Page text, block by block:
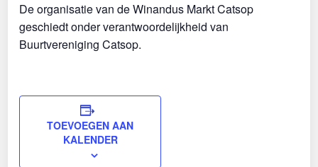
De organisatie van de Winandus Markt Catsop
geschiedt onder verantwoordelijkheid van
Buurtvereniging Catsop.
TOEVOEGEN AAN
KALENDER